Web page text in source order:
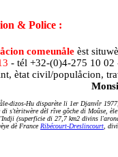
& Police :
comeunåle èst
- tél +32-(0)4-275 10
ètat civil/populåcion,
dizos-Hu disparète li 1er Djanvîr
di s'tèritwère dèl rîve gôche di Moûse,
(superficie di 27,7 km2 divins
dè France Ribécourt-Dreslincourt ,